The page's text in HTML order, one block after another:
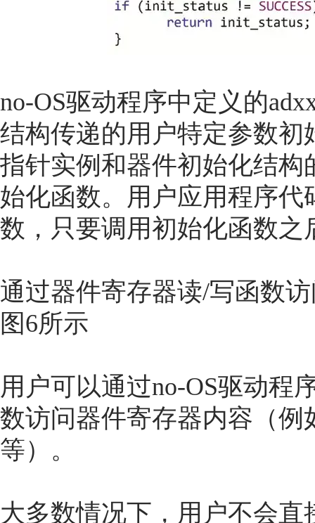
no-OS驱动程序中定义的
结构传递的用户特定参数
指针实例和器件初始化结
始化函数。用户应用程序代
数，只要调用初始化函数
通过器件寄存器读/写函数
图6所示
用户可以通过no-OS驱动程
数访问器件寄存器内容（例
等）。
大多数情况下，用户不会